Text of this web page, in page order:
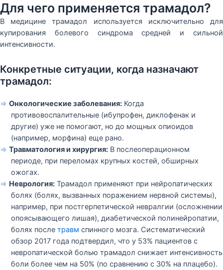
Для чего применяется трамадол?
В медицине трамадол используется исключительно для
купирования болевого синдрома средней и сильной
интенсивности.
Конкретные ситуации, когда назначают
трамадол:
⇒ Онкологические заболевания: Когда
противовоспалительные (ибупрофен, диклофенак и
другие) уже не помогают, но до мощных опиоидов
(например, морфина) еще рано.
⇒ Травматология и хирургия: В послеоперационном
периоде, при переломах крупных костей, обширных
ожогах.
⇒ Неврология: Трамадол применяют при нейропатических
болях (болях, вызванных поражением нервной системы),
например, при постгерпетической невралгии (осложнении
опоясывающего лишая), диабетической полинейропатии,
болях после травм спинного мозга. Систематический
обзор 2017 года подтвердил, что у 53% пациентов с
невропатической болью трамадол снижает интенсивность
боли более чем на 50% (по сравнению с 30% на плацебо).